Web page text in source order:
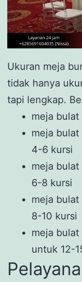
Ukuran meja
tidak hanya
tapi lengkap.
meja
meja
4-6 kursi
meja
6-8 kursi
meja
8-10 kursi
meja
untuk 12-